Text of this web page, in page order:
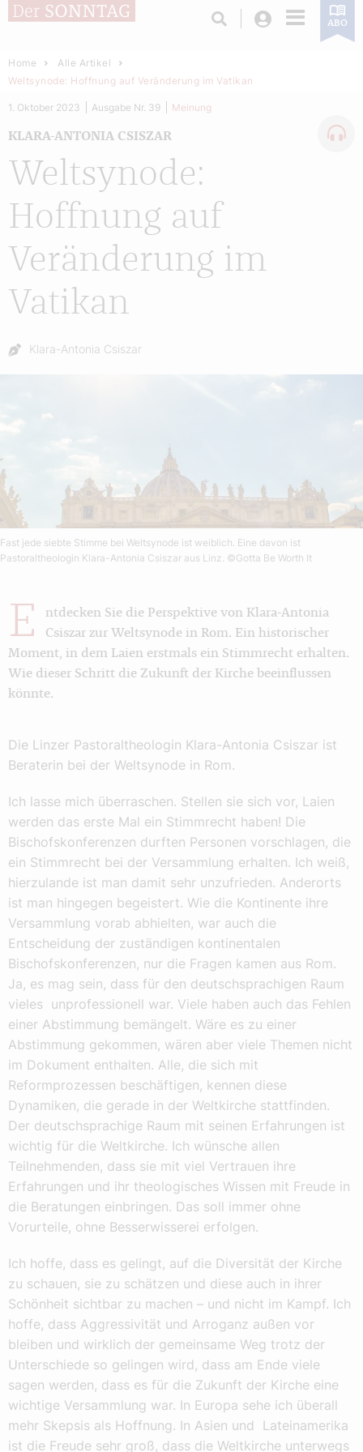
Login ABO
Home
Alle Artikel
Weltsynode: Hoffnung auf Veränderung im Vatikan
Weltsynode:
Hoffnung auf
Veränderung im
Vatikan
KLARA-ANTONIA CSISZAR
1. Oktober 2023 Ausgabe Nr. 39 Meinung
Autor:
Klara-Antonia Csiszar
Fast jede siebte Stimme bei Weltsynode ist weiblich. Eine davon ist
Pastoraltheologin Klara-Antonia Csiszar aus Linz. ©Gotta Be Worth It
E
ntdecken Sie die Perspektive von Klara-Antonia
Csiszar zur Weltsynode in Rom. Ein historischer
Moment, in dem Laien erstmals ein Stimmrecht erhalten.
Wie dieser Schritt die Zukunft der Kirche beeinflussen
könnte.
Die Linzer Pastoraltheologin Klara-Antonia Csiszar ist
Beraterin bei der Weltsynode in Rom.
Ich lasse mich überraschen. Stellen sie sich vor, Laien
werden das erste Mal ein Stimmrecht haben! Die
Bischofskonferenzen durften Personen vorschlagen, die
ein Stimmrecht bei der Versammlung erhalten. Ich weiß,
hierzulande ist man damit sehr unzufrieden. Anderorts
ist man hingegen begeistert. Wie die Kontinente ihre
Versammlung vorab abhielten, war auch die
Entscheidung der zuständigen kontinentalen
Bischofskonferenzen, nur die Fragen kamen aus Rom.
Ja, es mag sein, dass für den deutschsprachigen Raum
vieles unprofessionell war. Viele haben auch das Fehlen
einer Abstimmung bemängelt. Wäre es zu einer
Abstimmung gekommen, wären aber viele Themen nicht
im Dokument enthalten. Alle, die sich mit
Reformprozessen beschäftigen, kennen diese
Dynamiken, die gerade in der Weltkirche stattfinden.
Der deutschsprachige Raum mit seinen Erfahrungen ist
wichtig für die Weltkirche. Ich wünsche allen
Teilnehmenden, dass sie mit viel Vertrauen ihre
Erfahrungen und ihr theologisches Wissen mit Freude in
die Beratungen einbringen. Das soll immer ohne
Vorurteile, ohne Besserwisserei erfolgen.
Ich hoffe, dass es gelingt, auf die Diversität der Kirche
zu schauen, sie zu schätzen und diese auch in ihrer
Schönheit sichtbar zu machen – und nicht im Kampf. Ich
hoffe, dass Aggressivität und Arroganz außen vor
bleiben und wirklich der gemeinsame Weg trotz der
Unterschiede so gelingen wird, dass am Ende viele
sagen werden, dass es für die Zukunft der Kirche eine
wichtige Versammlung war. In Europa sehe ich überall
mehr Skepsis als Hoffnung. In Asien und Lateinamerika
ist die Freude sehr groß, dass die Weltkirche unterwegs